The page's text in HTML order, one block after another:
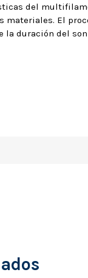
del
materiales. El
la duración del